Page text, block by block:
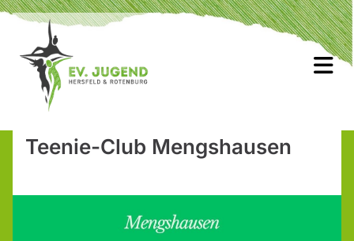
Teenie-Club Mengshausen